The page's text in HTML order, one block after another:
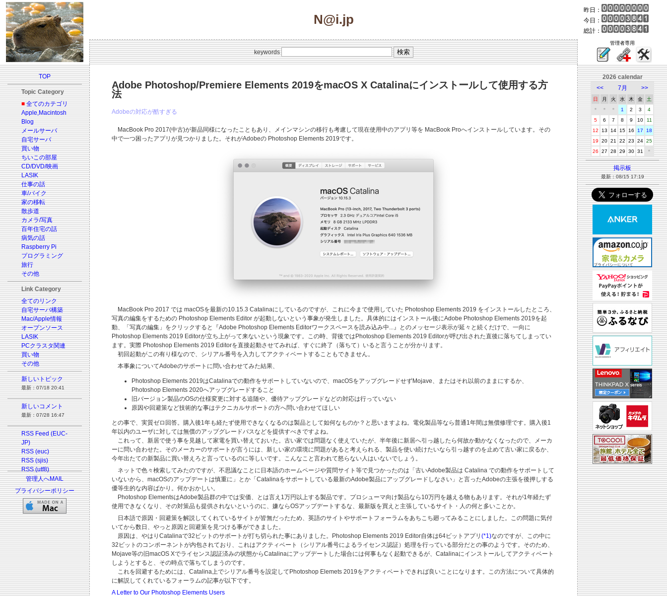
N@i.jp
昨日：
今日：
総計：
keywords
管理者専用
TOP
Topic Category
■ 全てのカテゴリ
Apple,Macintosh
Blog
メールサーバ
自宅サーバ
買い物
ちいこの部屋
CD/DVD/映画
LASIK
仕事の話
車/バイク
家の移転
散歩道
カメラ/写真
百年住宅の話
病気の話
Raspberry Pi
プログラミング
旅行
その他
Link Category
全てのリンク
自宅サーバ構築
Mac/Apple情報
オープンソース
LASIK
PCクラスタ関連
買い物
その他
新しいトピック
最新：07/18 20:41
新しいコメント
最新：07/28 16:47
RSS Feed (EUC-
JP)
RSS (euc)
RSS (sjis)
RSS (utf8)
管理人へMAIL
プライバシーポリシー
Adobe Photoshop/Premiere Elements 2019をmacOS X Catalinaにインストールして使用する方
法
Adobeの対応が酷すぎる
MacBook Pro 2017(中古)が新品同様になったこともあり、メインマシンの移行も考慮して現在使用中のアプリ等を MacBook Proへインストールしています。その
中で一つ困ったアプリが見つかりました。それがAdobeの Photoshop Elements 2019です。
MacBook Pro 2017 では macOSを最新の10.15.3 Catalinaにしているのですが、これに今まで使用していた Photoshop Elements 2019 をインストールしたところ、
写真の編集をするための Photoshop Elements Editor が起動しないという事象が発生しました。具体的にはインストール後にAdobe Photoshop Elements 2019を起
動、「写真の編集」をクリックすると『Adobe Photoshop Elements Editorワークスペースを読み込み中...』とのメッセージ表示が延々と続くだけで、一向に
Photoshop Elements 2019 Editorが立ち上がって来ないという現象です。この時、背後ではPhotoshop Elements 2019 Editorが呼び出された直後に落ちてしまってい
ます。実際 Photoshop Elements 2019 Editorを直接起動させてみれば、すぐに終了（落ちて）いると言うことが分かります。
初回起動がこの有り様なので、シリアル番号を入力してアクティベートすることもできません。
本事象についてAdobeのサポートに問い合わせてみた結果、
Photoshop Elements 2019はCatalinaでの動作をサポートしていないので、macOSをアップグレードせずMojave、またはそれ以前のままにするか、
Photoshop Elements 2020へアップグレードすること
旧バージョン製品のOSの仕様変更に対する追随や、優待アップグレードなどの対応は行っていない
原因や回避策など技術的な事はテクニカルサポートの方へ問い合わせてほしい
との事で、実質ゼロ回答。購入後1年も経たず使用できなくなるのは製品として如何なものか？と思いますよね。電化製品等なら普通1年間は無償修理です。購入後1
年以内のユーザに対しては無償のアップグレードパスなどを提供すべきですよね。
これって、新居で使う事を見越して家電を買い替えておいた。古い家では問題なく使えていたが、半年後に新居へ引っ越したら何故か動かなくなったので、メーカ
ーに問い合わせた。そのメーカーのサポートが言うには、新しい家の環境に問題があると考えられる、製品を使い続けたいなら引っ越すのを止めて古い家に戻るか、
今年出たての新製品に買い替えろと言っているのに等しいです。こんなこと言われて怒らない人はいないでしょう。
ネットで色々検索してみたのですが、不思議なことに日本語のホームページや質問サイト等で見つかったのは「古いAdobe製品は Catalina での動作をサポートして
いないから、macOSのアップデートは慎重に」とか「Catalinaをサポートしている最新のAdobe製品にアップグレードしなさい」と言ったAdobeの主張を後押しする
優等生的な内容ばかり。何かおかしい。
Photoshop ElementsはAdobe製品群の中では安価、とは言え1万円以上する製品です。プロシューマ向け製品なら10万円を越える物もあります。それが1年経たず
使用できなくなり、その対策品も提供されないというのに、嫌ならOSアップデートするな、最新版を買えと主張しているサイト・人の何と多いことか。
日本語で原因・回避策を解説してくれているサイトが皆無だったため、英語のサイトやサポートフォーラムをあちこち廻ってみることにしました。この問題に気付
いてから数日、やっと原因と回避策を見つける事ができました。
原因は、やはりCatalinaで32ビットのサポートが打ち切られた事にありました。Photoshop Elements 2019 Editor自体は64ビットアプリ (*1)なのですが、この中に
32ビットのコンポーネントが内包されており、これはアクティベート（シリアル番号によるライセンス認証）処理を行っている部分だとの事のようです。そのため、
Mojave等の旧macOS Xでライセンス認証済みの状態からCatalinaにアップデートした場合には何事もなく起動できるが、Catalinaにインストールしてアクティベート
しようとすると、その時点で落ちてしまうのです。
これを回避するためには、Catalina上でシリアル番号を設定してPhotoshop Elemets 2019をアクティベートできれば良いことになります。この方法について具体的
に解説してくれているフォーラムの記事が以下です。
A Letter to Our Photoshop Elements Users
2026 calendar
<<
7月 >>
日 月 火 水 木 金
土
＊
＊ ＊ 1 2 3
4
5
6 7 8 9 10
11
12
13 14 15 16 17
18
19
20 21 22 23 24 25
26
27 28 29 30 31 ＊
掲示板
最新：08/15 17:19